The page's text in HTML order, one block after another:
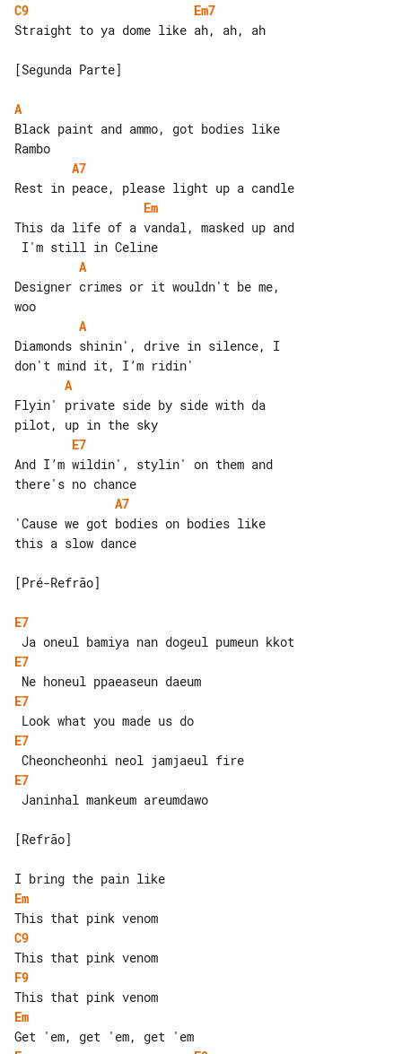
C9
Em7
Straight to ya dome like ah, ah, ah
[Segunda Parte]
A
Black paint and ammo, got bodies like
A7
Em
This da life of a vandal, masked up and
A
Designer crimes or it wouldn't be me,
A
Diamonds shinin', drive in silence, I
A
Flyin' private side by side with da
E7
And I’m wildin', stylin' on them and
A7
'Cause we got bodies on bodies like
this a slow dance
[Pré-Refrão]
E7
E7
E7
E7
E7
[Refrão]
Em
C9
F9
Em